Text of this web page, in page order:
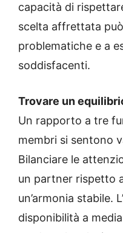
capacità di
scelta affrettata
problematiche e a
soddisfacenti.
Trovare un
Un rapporto a tre
membri si sentono
Bilanciare le
un partner rispetto
un’armonia stabile.
disponibilità a